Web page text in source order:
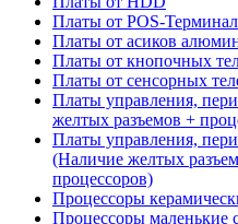
Платы от POS-
Платы от асиков
Платы от кнопочных
Платы от сенсорных
Платы управления,
желтых разъемов +
Платы управления,
(Наличие желтых
процессоров)
Процессоры
Процессоры маленькие